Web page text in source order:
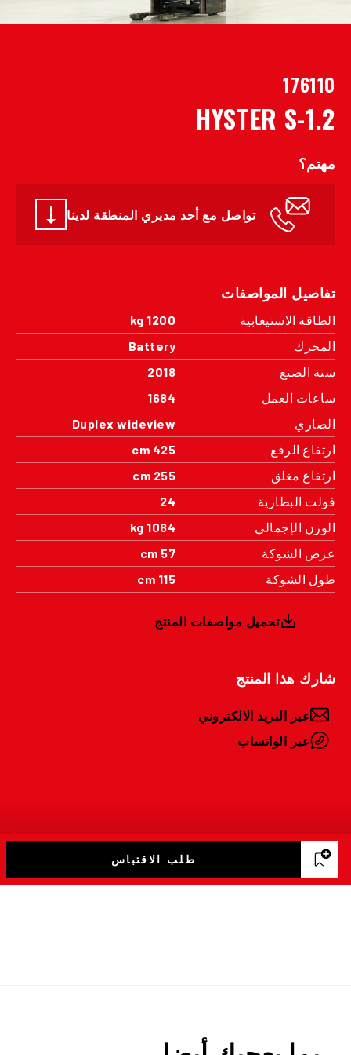
176110
HYSTER S-1.2
مهتم؟
تواصل مع أحد مديري المنطقة لدينا
تفاصيل المواصفات
الطاقة الاستيعابية
1200 kg
المحرك
Battery
سنة الصنع
2018
ساعات العمل
1684
الصاري
Duplex wideview
ارتفاع الرفع
425 cm
ارتفاع مغلق
255 cm
فولت البطارية
24
الوزن الإجمالي
1084 kg
عرض الشوكة
57 cm
طول الشوكة
115 cm
تحميل مواصفات المنتج
شارك هذا المنتج
عبر البريد الالكتروني
عبر الواتساب
طلب الاقتباس